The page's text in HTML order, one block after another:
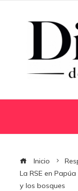
Inicio
La RSE en
y los bosques